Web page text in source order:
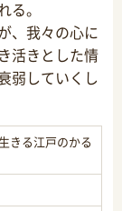
。
、我々の心に
活きとした情
弱していくし
きる江戸のかる